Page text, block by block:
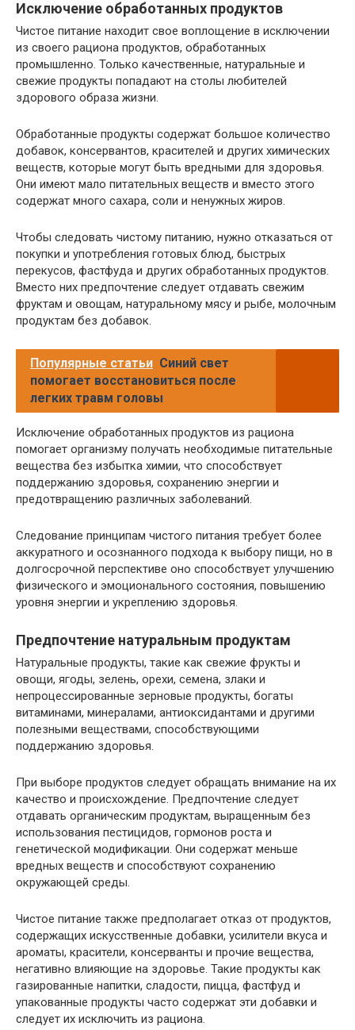
Исключение обработанных продуктов
Чистое питание находит свое воплощение в исключении
из своего рациона продуктов, обработанных
промышленно. Только качественные, натуральные и
свежие продукты попадают на столы любителей
здорового образа жизни.
Обработанные продукты содержат большое количество
добавок, консервантов, красителей и других химических
веществ, которые могут быть вредными для здоровья.
Они имеют мало питательных веществ и вместо этого
содержат много сахара, соли и ненужных жиров.
Чтобы следовать чистому питанию, нужно отказаться от
покупки и употребления готовых блюд, быстрых
перекусов, фастфуда и других обработанных продуктов.
Вместо них предпочтение следует отдавать свежим
фруктам и овощам, натуральному мясу и рыбе, молочным
продуктам без добавок.
Популярные статьи Синий свет
помогает восстановиться после
легких травм головы
Исключение обработанных продуктов из рациона
помогает организму получать необходимые питательные
вещества без избытка химии, что способствует
поддержанию здоровья, сохранению энергии и
предотвращению различных заболеваний.
Следование принципам чистого питания требует более
аккуратного и осознанного подхода к выбору пищи, но в
долгосрочной перспективе оно способствует улучшению
физического и эмоционального состояния, повышению
уровня энергии и укреплению здоровья.
Предпочтение натуральным продуктам
Натуральные продукты, такие как свежие фрукты и
овощи, ягоды, зелень, орехи, семена, злаки и
непроцессированные зерновые продукты, богаты
витаминами, минералами, антиоксидантами и другими
полезными веществами, способствующими
поддержанию здоровья.
При выборе продуктов следует обращать внимание на их
качество и происхождение. Предпочтение следует
отдавать органическим продуктам, выращенным без
использования пестицидов, гормонов роста и
генетической модификации. Они содержат меньше
вредных веществ и способствуют сохранению
окружающей среды.
Чистое питание также предполагает отказ от продуктов,
содержащих искусственные добавки, усилители вкуса и
ароматы, красители, консерванты и прочие вещества,
негативно влияющие на здоровье. Такие продукты как
газированные напитки, сладости, пицца, фастфуд и
упакованные продукты часто содержат эти добавки и
следует их исключить из рациона.